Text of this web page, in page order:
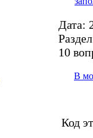
Дата:
10
В
Код